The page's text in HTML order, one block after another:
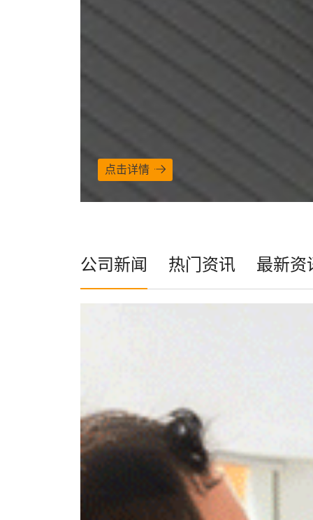
点击详情
公司新闻 热门资讯 最新资